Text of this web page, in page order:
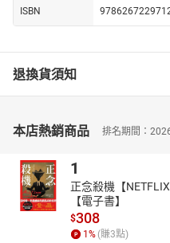
的好方法。
．跟著旅行團到不了的地方
便車之旅，發生在從一個定點
點吃當地名產時，李易安蹲在
盛的微型流水席；人們與歷史
規劃，世界樣貌才能真正地立體
．來場不一樣的旅行
如果你沒去過李易安寫的這些
果你曾去過這些地方，就更該
言：「每一段便車都是一次獨
軸……連通每一個原本無關的隨
ISBN
退換貨須知
本店熱銷商品 排名期間：
1
正念殺機【
【電子書】
$308
1 % (賺3點)